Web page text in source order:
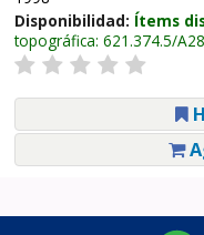
Disponibilidad: Ítems
topográfica: 621.374.5/